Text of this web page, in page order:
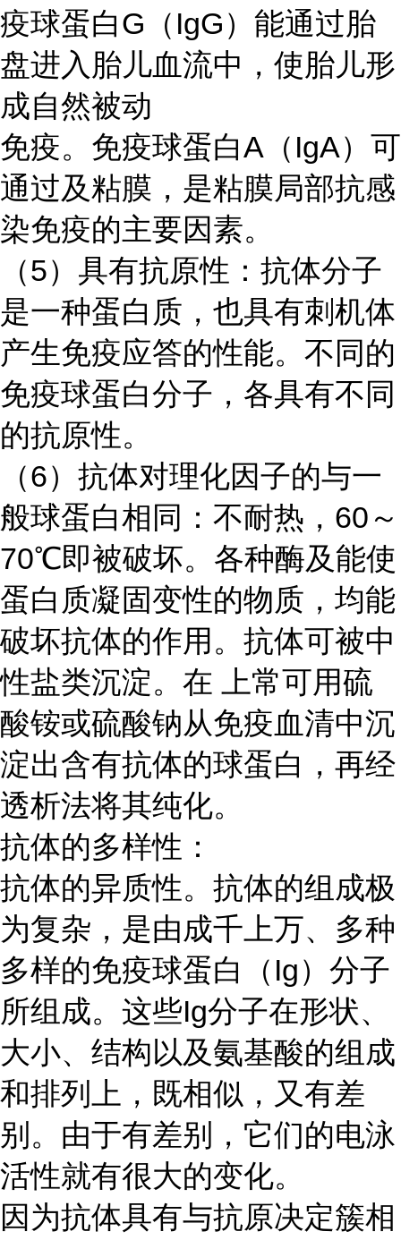
疫球蛋白G（IgG）能通过胎
盘进入胎儿血流中，使胎儿形
成自然被动
免疫。免疫球蛋白A（IgA）可
通过及粘膜，是粘膜局部抗感
染免疫的主要因素。
（5）具有抗原性：抗体分子
是一种蛋白质，也具有刺机体
产生免疫应答的性能。不同的
免疫球蛋白分子，各具有不同
的抗原性。
（6）抗体对理化因子的与一
般球蛋白相同：不耐热，60～
70℃即被破坏。各种酶及能使
蛋白质凝固变性的物质，均能
破坏抗体的作用。抗体可被中
性盐类沉淀。在 上常可用硫
酸铵或硫酸钠从免疫血清中沉
淀出含有抗体的球蛋白，再经
透析法将其纯化。
抗体的多样性：
抗体的异质性。抗体的组成极
为复杂，是由成千上万、多种
多样的免疫球蛋白（ Ig）分子
所组成。这些Ig分子在形状、
大小、结构以及氨基酸的组成
和排列上，既相似，又有差
别。由于有差别，它们的电泳
活性就有很大的变化。
因为抗体具有与抗原决定簇相